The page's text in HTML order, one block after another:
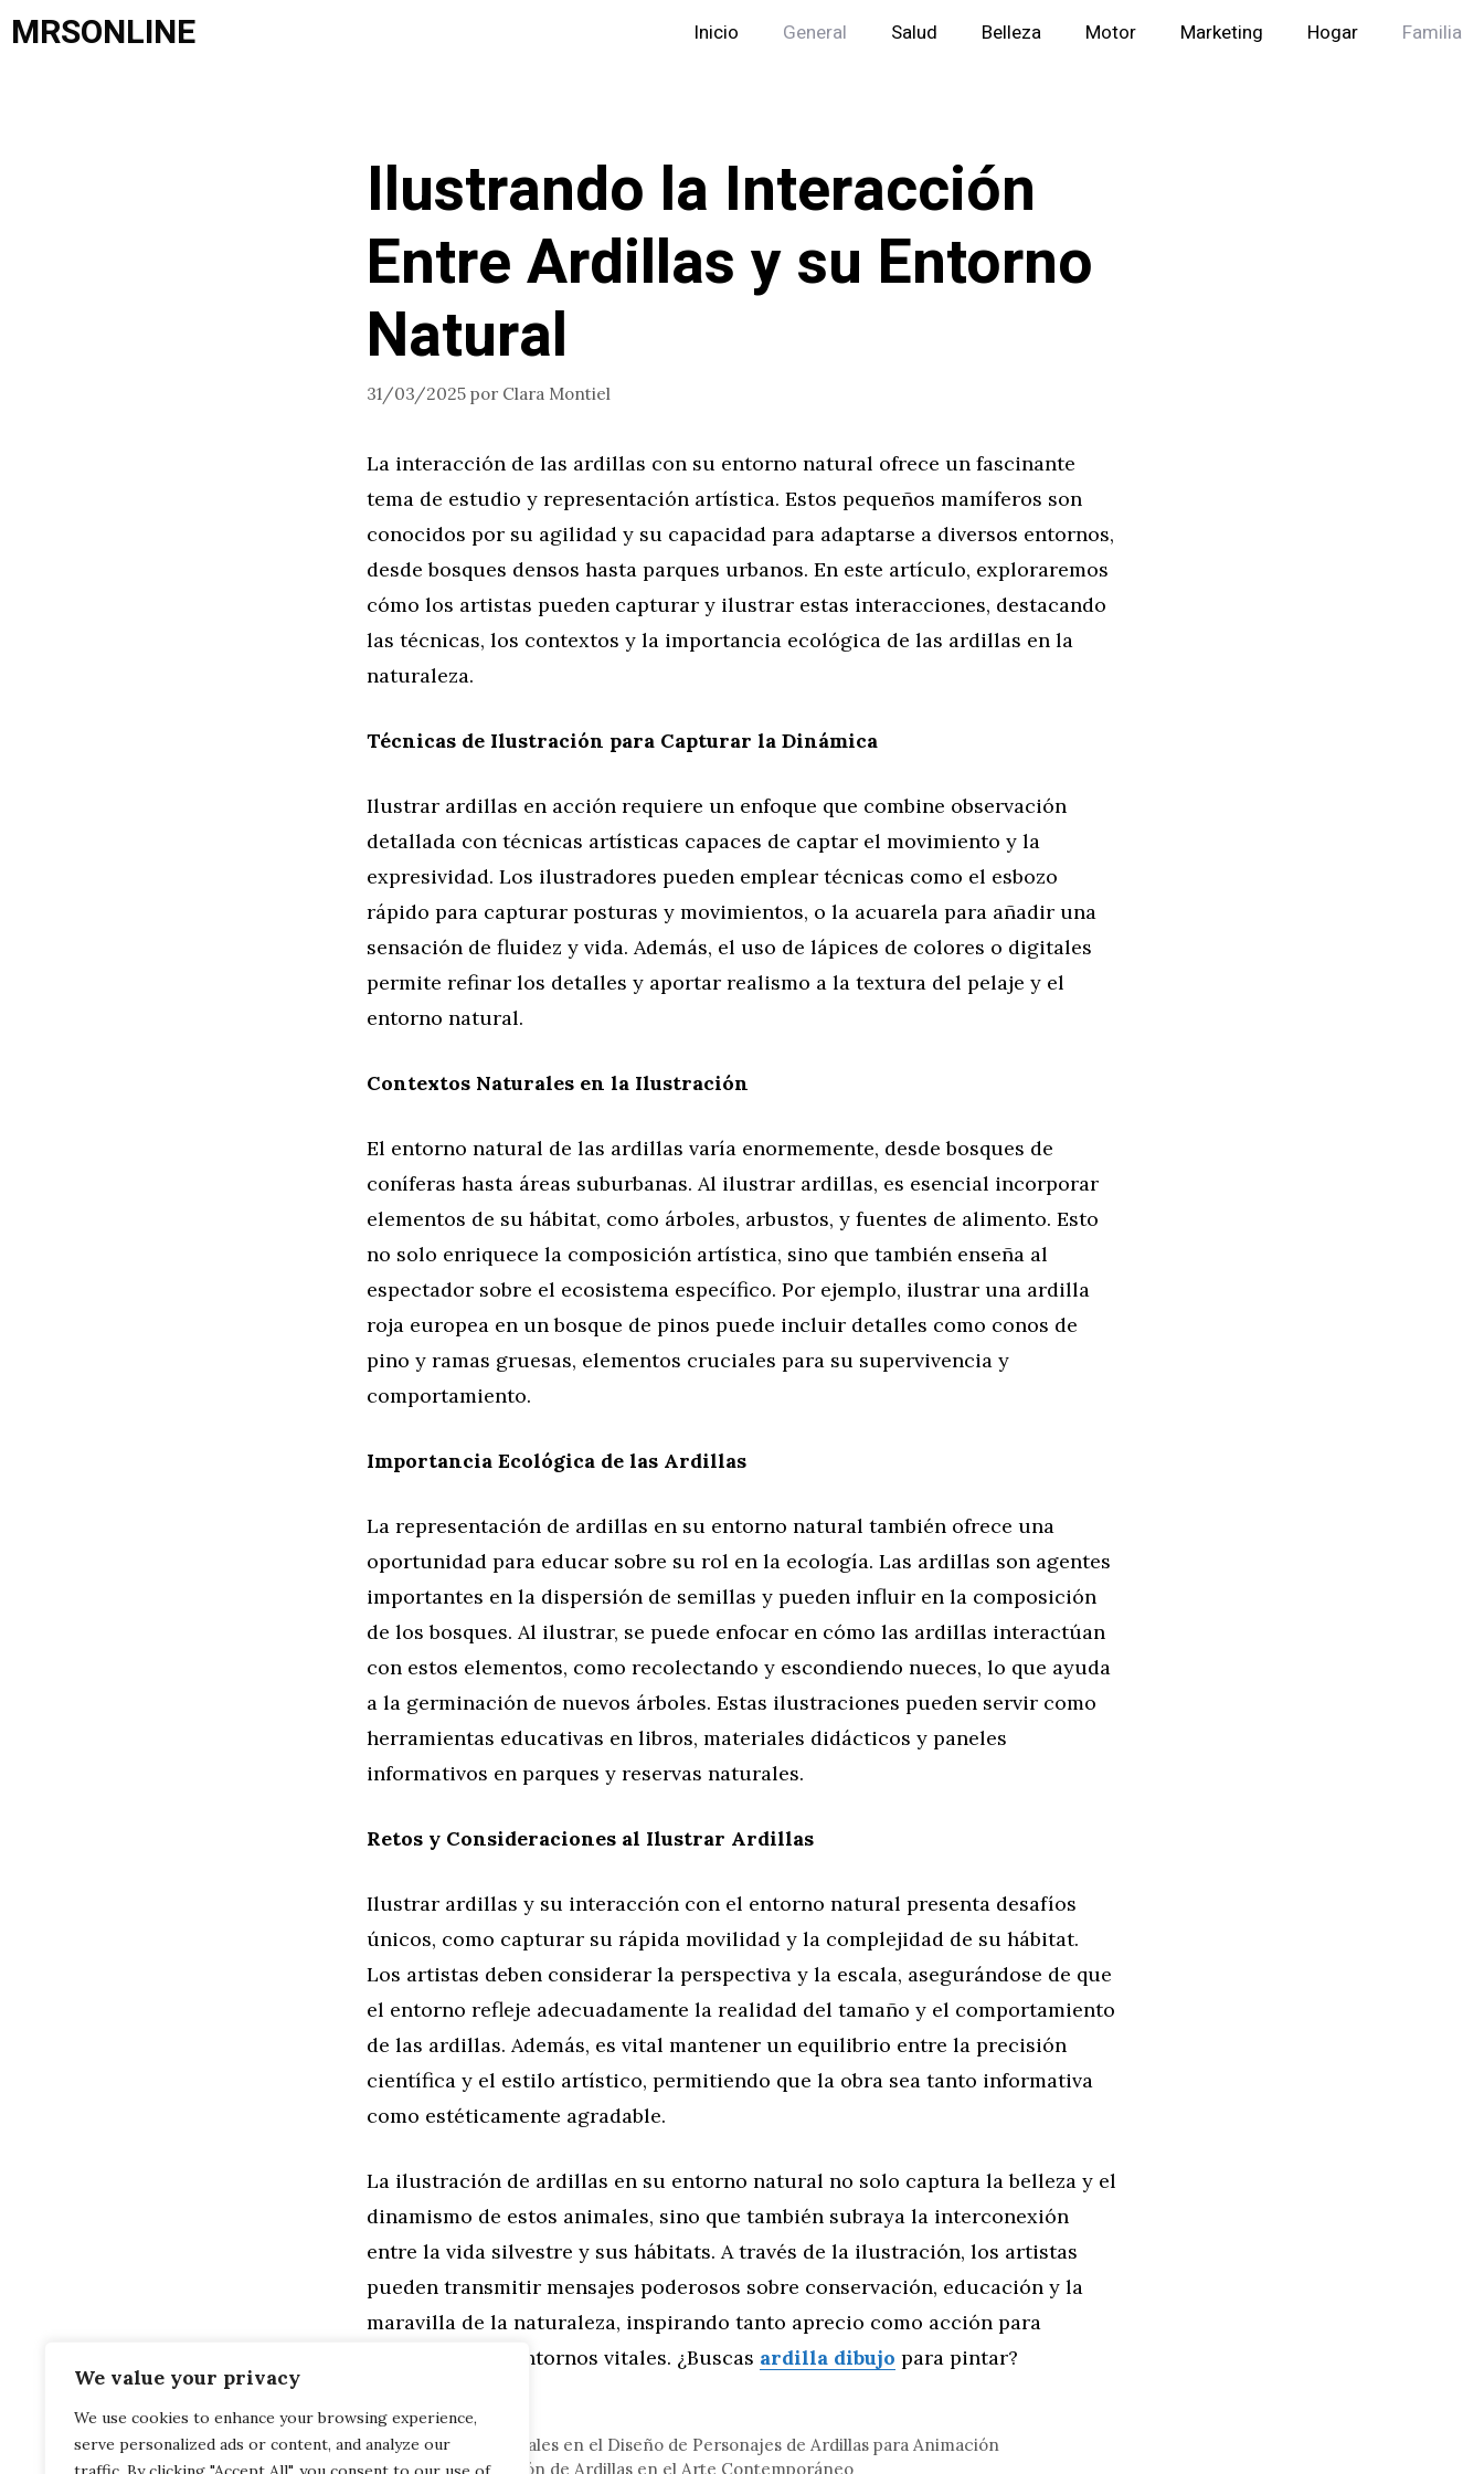
We value your privacy
We use cookies to enhance your browsing experience,
serve personalized ads or content, and analyze our
Saltar
alMRSONLINE Inicio General Salud Belleza Motor Marketing Hogar Familia
Ilustrando la Interacción
Entre Ardillas y su Entorno
Natural
31/03/2025 por Clara Montiel
La interacción de las ardillas con su entorno natural ofrece un fascinante
tema de estudio y representación artística. Estos pequeños mamíferos son
conocidos por su agilidad y su capacidad para adaptarse a diversos entornos,
desde bosques densos hasta parques urbanos. En este artículo, exploraremos
cómo los artistas pueden capturar y ilustrar estas interacciones, destacando
las técnicas, los contextos y la importancia ecológica de las ardillas en la
naturaleza.
Técnicas de Ilustración para Capturar la Dinámica
Ilustrar ardillas en acción requiere un enfoque que combine observación
detallada con técnicas artísticas capaces de captar el movimiento y la
expresividad. Los ilustradores pueden emplear técnicas como el esbozo
rápido para capturar posturas y movimientos, o la acuarela para añadir una
sensación de fluidez y vida. Además, el uso de lápices de colores o digitales
permite refinar los detalles y aportar realismo a la textura del pelaje y el
entorno natural.
Contextos Naturales en la Ilustración
El entorno natural de las ardillas varía enormemente, desde bosques de
coníferas hasta áreas suburbanas. Al ilustrar ardillas, es esencial incorporar
elementos de su hábitat, como árboles, arbustos, y fuentes de alimento. Esto
no solo enriquece la composición artística, sino que también enseña al
espectador sobre el ecosistema específico. Por ejemplo, ilustrar una ardilla
roja europea en un bosque de pinos puede incluir detalles como conos de
pino y ramas gruesas, elementos cruciales para su supervivencia y
comportamiento.
Importancia Ecológica de las Ardillas
La representación de ardillas en su entorno natural también ofrece una
oportunidad para educar sobre su rol en la ecología. Las ardillas son agentes
importantes en la dispersión de semillas y pueden influir en la composición
de los bosques. Al ilustrar, se puede enfocar en cómo las ardillas interactúan
con estos elementos, como recolectando y escondiendo nueces, lo que ayuda
a la germinación de nuevos árboles. Estas ilustraciones pueden servir como
herramientas educativas en libros, materiales didácticos y paneles
informativos en parques y reservas naturales.
Retos y Consideraciones al Ilustrar Ardillas
Ilustrar ardillas y su interacción con el entorno natural presenta desafíos
únicos, como capturar su rápida movilidad y la complejidad de su hábitat.
Los artistas deben considerar la perspectiva y la escala, asegurándose de que
el entorno refleje adecuadamente la realidad del tamaño y el comportamiento
de las ardillas. Además, es vital mantener un equilibrio entre la precisión
científica y el estilo artístico, permitiendo que la obra sea tanto informativa
como estéticamente agradable.
La ilustración de ardillas en su entorno natural no solo captura la belleza y el
dinamismo de estos animales, sino que también subraya la interconexión
entre la vida silvestre y sus hábitats. A través de la ilustración, los artistas
pueden transmitir mensajes poderosos sobre conservación, educación y la
maravilla de la naturaleza, inspirando tanto aprecio como acción para
proteger estos entornos vitales. ¿Buscas ardilla dibujo para pintar?
Categorías
Familia,General
Tendencias Actuales en el Diseño de Personajes de Ardillas para Animación
La Representación de Ardillas en el Arte Contemporáneo